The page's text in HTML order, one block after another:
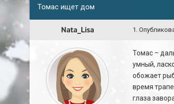
Томас ищет дом
Nata_Lisa 1 .
Томас –
умный,
обожает
время
глаза